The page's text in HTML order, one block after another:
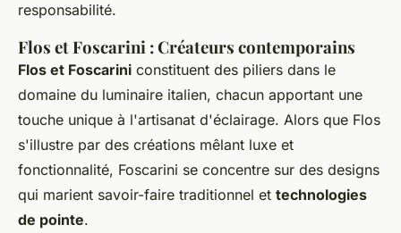
responsabilité.
Flos et Foscarini : Créateurs contemporains
Flos et Foscarini constituent des piliers dans le
domaine du luminaire italien, chacun apportant une
touche unique à l'artisanat d'éclairage. Alors que Flos
s'illustre par des créations mêlant luxe et
fonctionnalité, Foscarini se concentre sur des designs
qui marient savoir-faire traditionnel et technologies
de pointe.